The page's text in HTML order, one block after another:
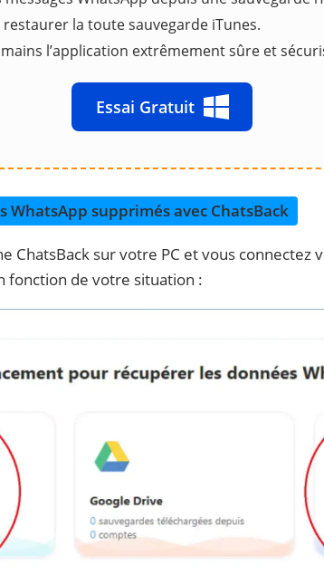
la toute sauvegarde iTunes.
l’application extrêmement sûre et
Essai Gratuit
WhatsApp supprimés avec ChatsBack
ChatsBack sur votre PC et vous connectez
fonction de votre situation :